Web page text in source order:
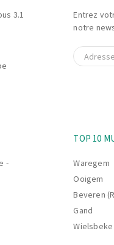
3.1
Entrez
notre
E-mail
-
TOP 10
Waregem
Ooigem
Beveren
Gand
Wielsbeke